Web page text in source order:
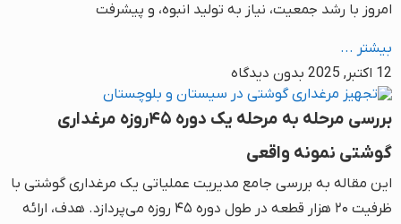
امروز با رشد جمعیت، نیاز به تولید انبوه، و پیشرفت
بیشتر ...
12 اکتبر, 2025
بدون دیدگاه
بررسی مرحله به مرحله یک دوره ۴۵روزه مرغداری
گوشتی نمونه واقعی
این مقاله به بررسی جامع مدیریت عملیاتی یک مرغداری گوشتی با
ظرفیت ۲۰ هزار قطعه در طول دوره ۴۵ روزه می‌پردازد. هدف، ارائه